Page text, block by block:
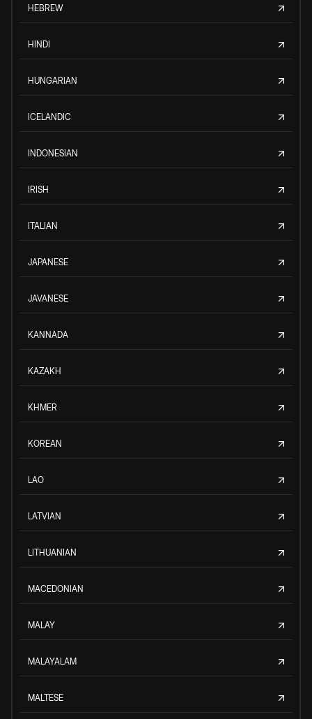
HEBREW
HINDI
HUNGARIAN
ICELANDIC
INDONESIAN
IRISH
ITALIAN
JAPANESE
JAVANESE
KANNADA
KAZAKH
KHMER
KOREAN
LAO
LATVIAN
LITHUANIAN
MACEDONIAN
MALAY
MALAYALAM
MALTESE